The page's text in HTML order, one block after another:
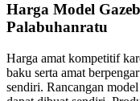
Harga Model
Palabuhanratu
Harga amat kompetitif
baku serta amat
sendiri. Rancangan